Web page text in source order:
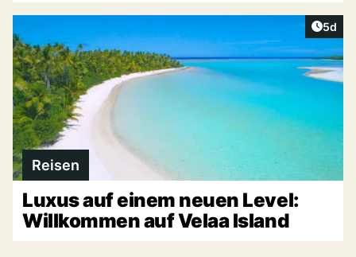
5d
Reisen
Luxus auf einem neuen Level:
Willkommen auf Velaa Island